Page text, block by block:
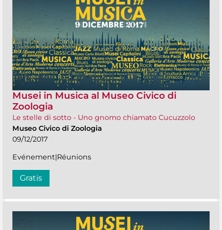
Musei in Musica al Museo Civico di
Zoologia
Le stelle di sotto - Uno gnomo chiamato Cucuzzolo
Museo Civico di Zoologia
09/12/2017
Evénement|Réunions
Gratis